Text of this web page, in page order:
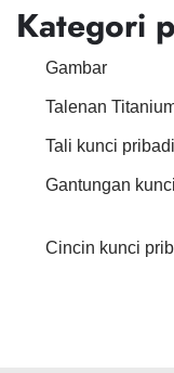
Kategori
Gambar
Talenan
Tali kunci pribadi
Gantungan
Cincin kunci